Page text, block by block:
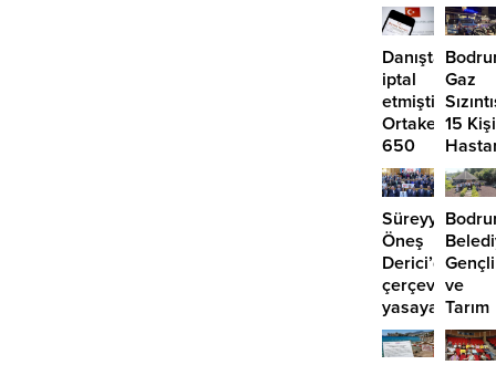
Danıştay
iptal
etmişti:
Ortakent’te
650
bin
metrekare
için
yeni
imar
kararı
Gaz
15 Kişi
Süreyya
Öneş
Derici’den
çerçeve
yasaya
“hayır”
ve
Tarım
3.